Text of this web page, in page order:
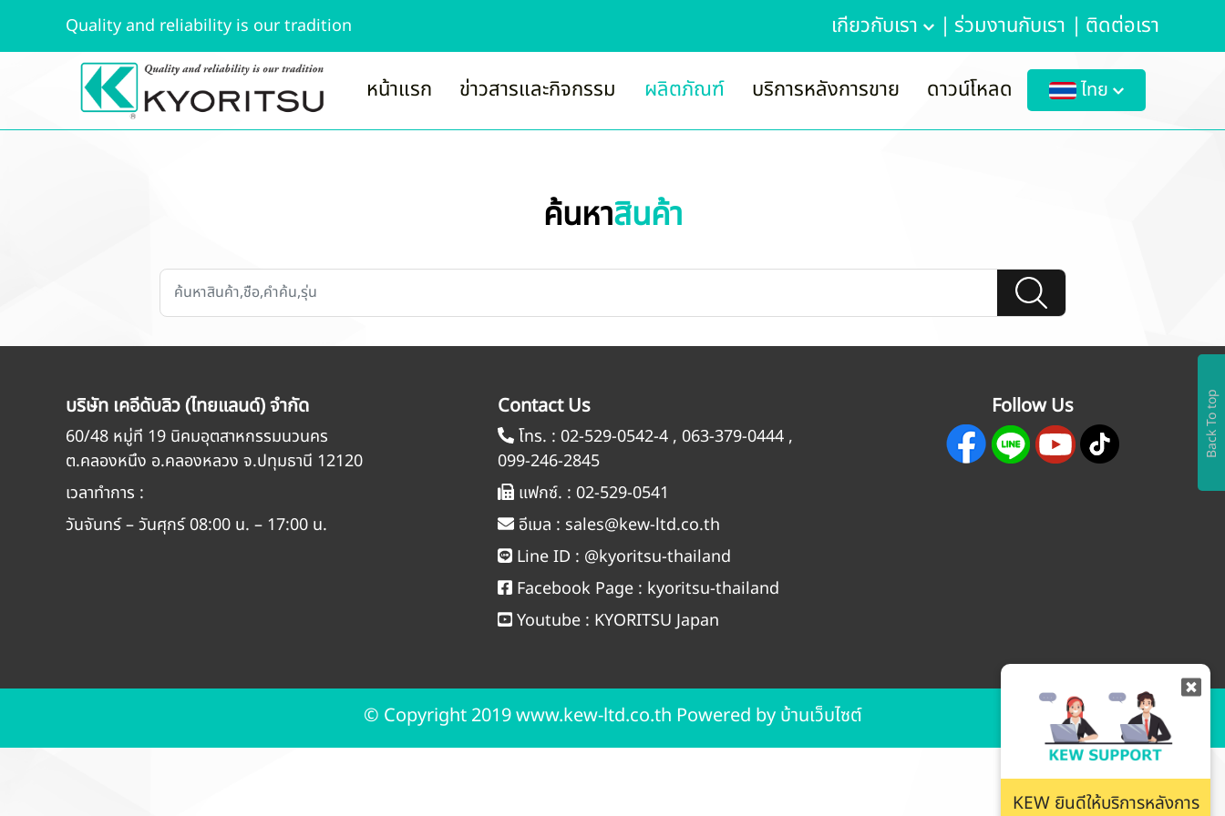
Quality and reliability is our tradition เกี่ยวกับเรา | ร่วมงานกับเรา | ติดต่อเรา
หน้าแรก ข่าวสารและกิจกรรม ผลิตภัณฑ์ บริการหลังการขาย ดาวน์โหลด ไทย
KEW ยินดีให้บริการหลังการ
ค้นหาสินค้า
บริษัท เคอีดับลิว (ไทยแลนด์) จำกัด
60/48 หมู่ที่ 19 นิคมอุตสาหกรรมนวนคร
ต.คลองหนึ่ง อ.คลองหลวง จ.ปทุมธานี 12120
เวลาทำการ :
วันจันทร์ – วันศุกร์ 08:00 น. – 17:00 น.
Contact Us
โทร. : 02-529-0542-4 , 063-379-0444 ,
099-246-2845
แฟกซ์. : 02-529-0541
อีเมล : sales@kew-ltd.co.th
Line ID : @kyoritsu-thailand
Facebook Page : kyoritsu-thailand
Youtube : KYORITSU Japan
Follow Us
© Copyright 2019 www.kew-ltd.co.th Powered by บ้านเว็บไซต์
Back To top